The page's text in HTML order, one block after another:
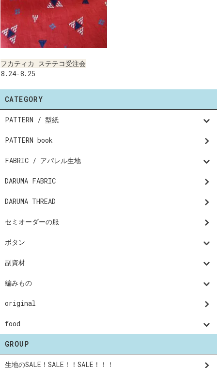
フカティカ ステテコ受注会
8.24-8.25
CATEGORY
PATTERN / 型紙
PATTERN book
FABRIC / アパレル生地
DARUMA FABRIC
DARUMA THREAD
セミオーダーの服
ボタン
副資材
編みもの
original
food
GROUP
生地のSALE！SALE！！SALE！！！